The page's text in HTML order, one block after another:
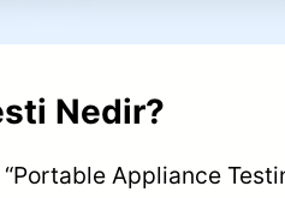
Nedir?
“Portable Appliance